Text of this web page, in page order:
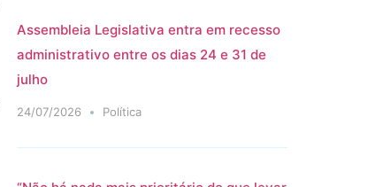
Assembleia Legislativa entra em recesso
administrativo entre os dias 24 e 31 de
julho
24/07/2026 Política